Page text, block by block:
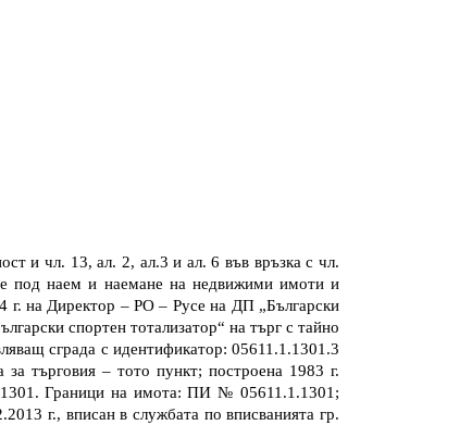
и чл. 13, ал. 2, ал.3 и ал. 6 във връзка с чл.
под наем и наемане на недвижими имоти и
4 г. на Директор – РО – Русена ДП „Български
спортен тотализатор“ на търг с тайно
сграда с идентификатор: 05611.1.1301.3
търговия – тото пункт; построена 1983 г.
Граници на имота: ПИ № 05611.1.1301;
г., вписан в службата по вписванията гр.